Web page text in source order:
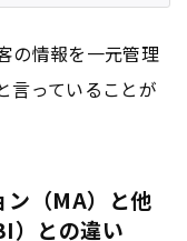
の情報を一元管理
言っていることが
ン（MA）と他
）との違い